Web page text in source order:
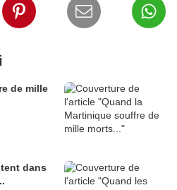
de mille
dans